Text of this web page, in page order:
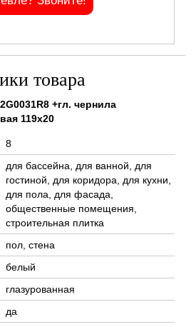
товара
+гл. чернила
119x20
8
для бассейна, для ванной, для
гостиной, для коридора, для кухни,
для пола, для фасада,
общественные помещения,
строительная плитка
пол, стена
белый
глазурованная
да